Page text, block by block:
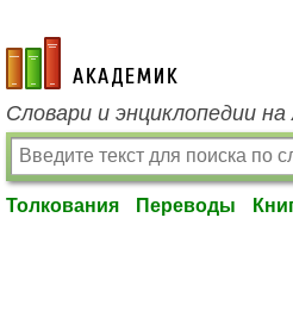
academic.ru
Словари и энциклопедии
Толкования Переводы